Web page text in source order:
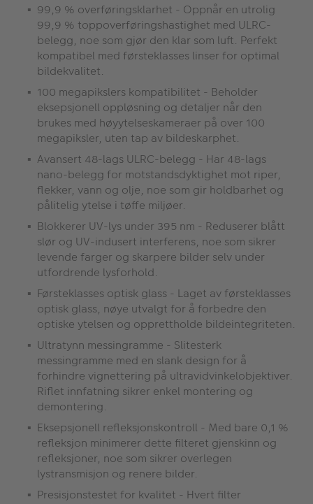
99,9 % overføringsklarhet - Oppnår en utrolig
99,9 % toppoverføringshastighet med ULRC-
belegg, noe som gjør den klar som luft. Perfekt
kompatibel med førsteklasses linser for optimal
bildekvalitet.
100 megapikslers kompatibilitet - Beholder
eksepsjonell oppløsning og detaljer når den
brukes med høyytelseskameraer på over 100
megapiksler, uten tap av bildeskarphet.
Avansert 48-lags ULRC-belegg - Har 48-lags
nano-belegg for motstandsdyktighet mot riper,
flekker, vann og olje, noe som gir holdbarhet og
pålitelig ytelse i tøffe miljøer.
Blokkerer UV-lys under 395 nm - Reduserer blått
slør og UV-indusert interferens, noe som sikrer
levende farger og skarpere bilder selv under
utfordrende lysforhold.
Førsteklasses optisk glass - Laget av førsteklasses
optisk glass, nøye utvalgt for å forbedre den
optiske ytelsen og opprettholde bildeintegriteten.
Ultratynn messingramme - Slitesterk
messingramme med en slank design for å
forhindre vignettering på ultravidvinkelobjektiver.
Riflet innfatning sikrer enkel montering og
demontering.
Eksepsjonell refleksjonskontroll - Med bare 0,1 %
refleksjon minimerer dette filteret gjenskinn og
refleksjoner, noe som sikrer overlegen
lystransmisjon og renere bilder.
Presisjonstestet for kvalitet - Hvert filter